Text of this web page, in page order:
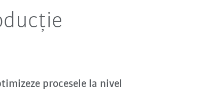
procesele la nivel